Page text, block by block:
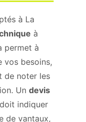
à La
à
permet à
vos besoins,
de noter les
Un devis
indiquer
de vantaux,